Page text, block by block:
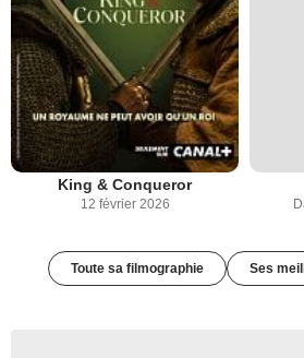
King & Conqueror
12 février 2026
Toute sa filmographie Ses